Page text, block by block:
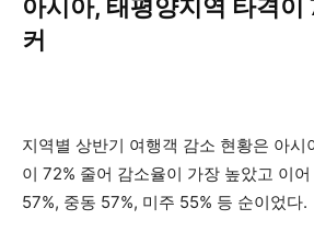
아시아, 태평양지역 타격이
커
지역별 상반기 여행객 감소 현황은 아시
이 72% 줄어 감소율이 가장 높았고 이
57%, 중동 57%, 미주 55% 등 순이었다.